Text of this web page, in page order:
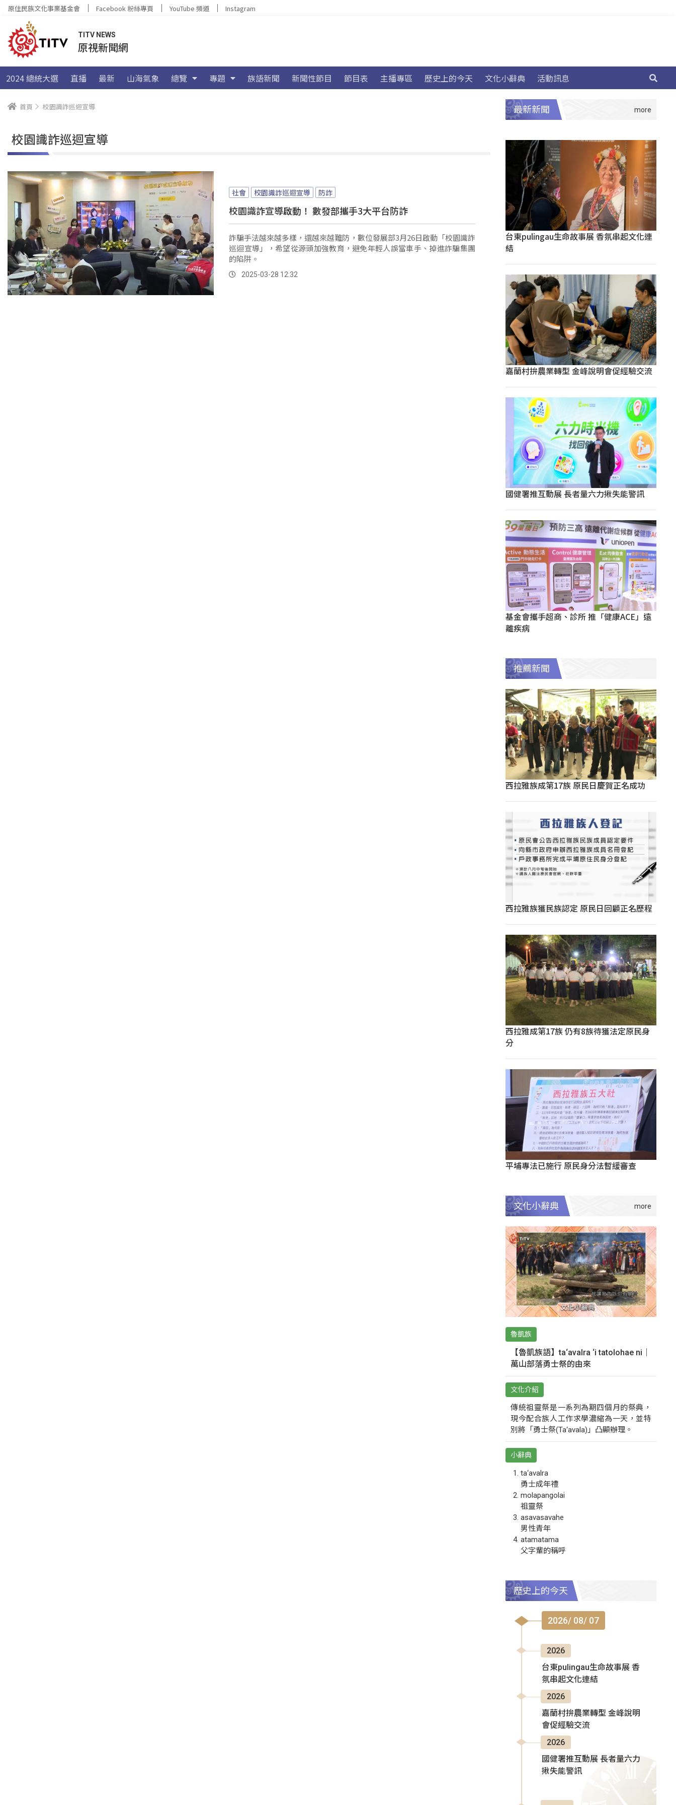
原住民族文化事業基金會 Facebook 粉絲專頁 YouTube 頻道 Instagram
TITV NEWS
原視新聞網
2024 總統大選 直播 最新 山海氣象 總覽 專題 族語新聞 新聞性節目 節目表 主播專區 歷史上的今天 文化小辭典 活動訊息
首頁 校園識詐巡迴宣導
校園識詐巡迴宣導
社會 校園識詐巡迴宣導 防詐
校園識詐宣導啟動！ 數發部攜手3大平台防詐
詐騙手法越來越多樣，還越來越難防，數位發展部3月26日啟動「校園識詐
巡迴宣導」，希望從源頭加強教育，避免年輕人誤當車手、掉進詐騙集團
的陷阱。
2025-03-28 12:32
最新新聞
台東pulingau生命故事展 香氛串起文化連
結
嘉蘭村拚農業轉型 金峰說明會促經驗交流
國健署推互動展 長者量六力揪失能警訊
基金會攜手超商、診所 推「健康ACE」遠
離疾病
推薦新聞
西拉雅族成第17族 原民日慶賀正名成功
西拉雅族獲民族認定 原民日回顧正名歷程
西拉雅成第17族 仍有8族待獲法定原民身
分
平埔專法已施行 原民身分法暫緩審查
文化小辭典
魯凱族
【魯凱族語】ta‘avalra ‘i tatolohae ni｜
萬山部落勇士祭的由來
文化介紹
傳統祖靈祭是一系列為期四個月的祭典，
現今配合族人工作求學濃縮為一天，並特
別將「勇士祭(Ta‘avala)」凸顯辦理。
小辭典
ta‘avalra
勇士成年禮
molapangolai
祖靈祭
asavasavahe
男性青年
atamatama
父字輩的稱呼
歷史上的今天
2026/ 08/ 07
2026
台東pulingau生命故事展 香
氛串起文化連結
2026
嘉蘭村拚農業轉型 金峰說明
會促經驗交流
2026
國健署推互動展 長者量六力
揪失能警訊